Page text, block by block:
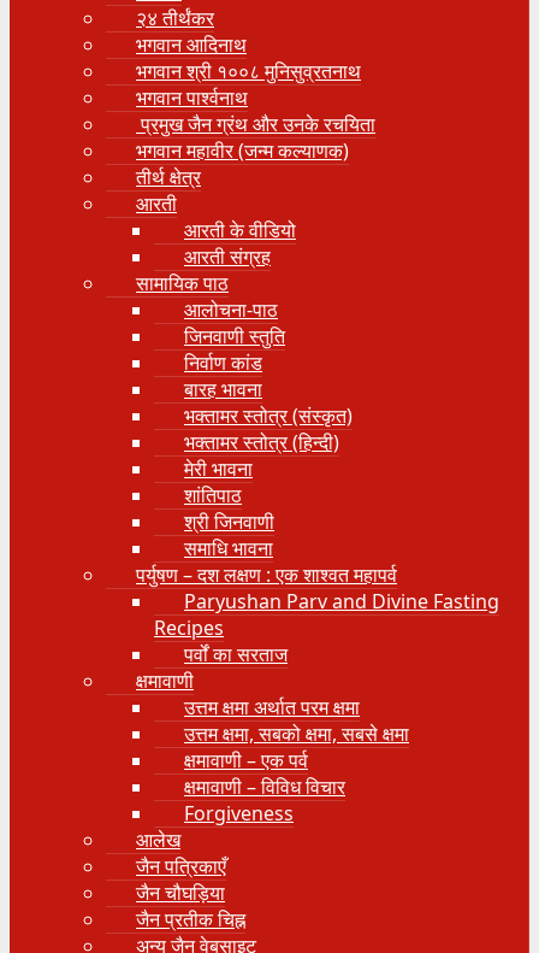
२४ तीर्थंकर
भगवान आदिनाथ
भगवान श्री १००८ मुनिसुव्रतनाथ
भगवान पार्श्वनाथ
प्रमुख जैन ग्रंथ और उनके रचयिता
भगवान महावीर (जन्म कल्याणक)
तीर्थ क्षेत्र
आरती
आरती के वीडियो
आरती संग्रह
सामायिक पाठ
आलोचना-पाठ
जिनवाणी स्तुति
निर्वाण कांड
बारह भावना
भक्तामर स्तोत्र (संस्कृत)
भक्तामर स्तोत्र (हिन्दी)
मेरी भावना
शांतिपाठ
श्री जिनवाणी
समाधि भावना
पर्युषण – दश लक्षण : एक शाश्वत महापर्व
Paryushan Parv and Divine Fasting
Recipes
पर्वों का सरताज
क्षमावाणी
उत्तम क्षमा अर्थात परम क्षमा
उत्तम क्षमा, सबको क्षमा, सबसे क्षमा
क्षमावाणी – एक पर्व
क्षमावाणी – विविध विचार
Forgiveness
आलेख
जैन पत्रिकाएँ
जैन चौघड़िया
जैन प्रतीक चिह्न
अन्य जैन वेबसाइट